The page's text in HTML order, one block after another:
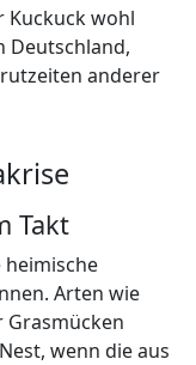
Kuckuck wohl
Deutschland,
anderer
Takt
heimische
Arten wie
Grasmücken
wenn die aus